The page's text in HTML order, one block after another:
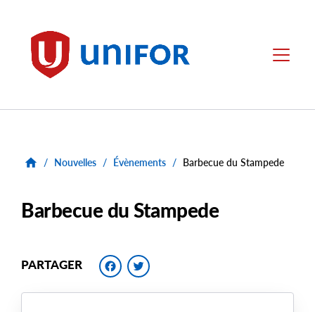
Unifor Menu
/ Nouvelles / Évènements / Barbecue du Stampede
Barbecue du Stampede
PARTAGER Facebook